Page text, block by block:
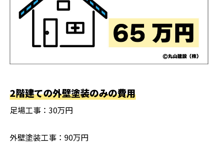
2階建ての外壁塗装のみの費用
足場工事：30万円
外壁塗装工事：90万円